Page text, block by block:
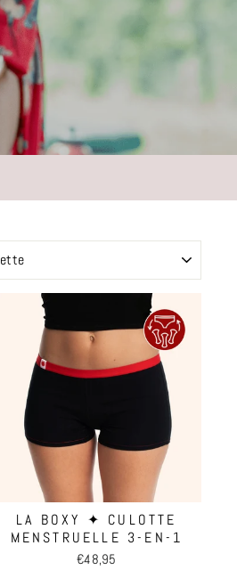
LA BOXY ✦ CULOTTE
MENSTRUELLE 3-EN-1
€48,95